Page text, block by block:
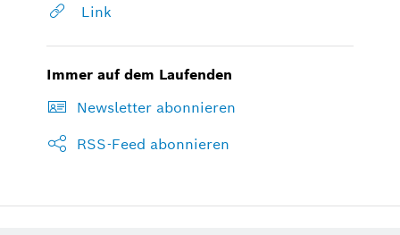
Link
Immer auf dem Laufenden
Newsletter abonnieren
RSS-Feed abonnieren